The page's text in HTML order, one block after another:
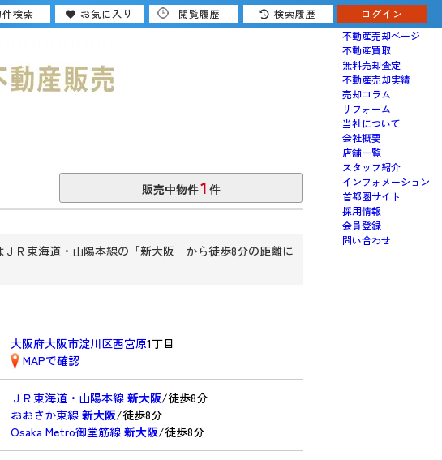
売りたい
不動産売却ページ
不動産買取
無料売却査定
不動産売却実績
売却コラム
リフォーム
当社について
会社概要
店舗一覧
スタッフ紹介
インフォメーション
首都圏サイト
採用情報
会員登録
問い合わせ
販売中物件1 件
Ｒ東海道・山陽本線の「新大阪」から徒歩8分の距離に
大阪府大阪市淀川区西宮原1丁目
MAPで確認
ＪＲ東海道・山陽本線 新大阪/徒歩8分
おおさか東線 新大阪/徒歩8分
Osaka Metro御堂筋線 新大阪/徒歩8分
検索 お気に入り 閲覧履歴 検索履歴 ログイン